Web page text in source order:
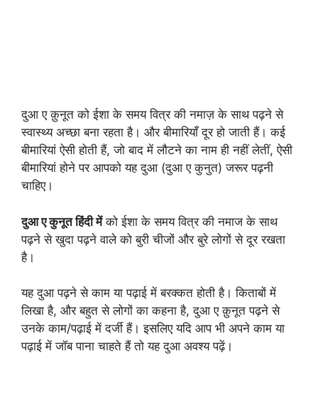
दुआ ए क़ुनूत को ईशा के समय वित्र की नमाज़ के साथ पढ़ने से
स्वास्थ्य अच्छा बना रहता है। और बीमारियाँ दूर हो जाती हैं। कई
बीमारियां ऐसी होती हैं, जो बाद में लौटने का नाम ही नहीं लेतीं, ऐसी
बीमारियां होने पर आपको यह दुआ (दुआ ए कुनुत) जरूर पढ़नी
चाहिए।
दुआ ए कुनूत हिंदी मेंको ईशा के समय वित्र की नमाज के साथ
पढ़ने से खुदा पढ़ने वाले को बुरी चीजों और बुरे लोगों से दूर रखता
है।
यह दुआ पढ़ने से काम या पढ़ाई में बरक्कत होती है। किताबों में
लिखा है, और बहुत से लोगों का कहना है, दुआ ए क़ुनूत पढ़ने से
उनके काम/पढ़ाई में दर्जी हैं। इसलिए यदि आप भी अपने काम या
पढ़ाई में जॉब पाना चाहते हैं तो यह दुआ अवश्य पढ़ें।